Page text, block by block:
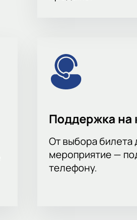
Поддержка на
От выбора билета
мероприятие —
телефону.